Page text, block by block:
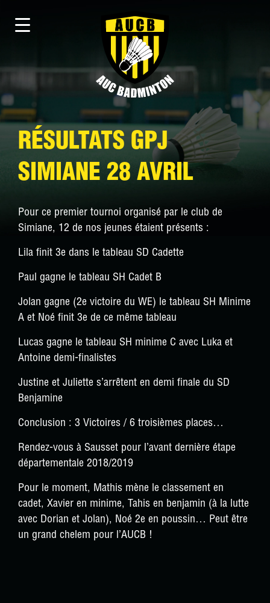
RÉSULTATS GPJ
SIMIANE 28 AVRIL
Pour ce premier tournoi organisé par le club de
Simiane, 12 de nos jeunes étaient présents :
Lila finit 3e dans le tableau SD Cadette
Paul gagne le tableau SH Cadet B
Jolan gagne (2e victoire du WE) le tableau SH Minime
A et Noé finit 3e de ce même tableau
Lucas gagne le tableau SH minime C avec Luka et
Antoine demi-finalistes
Justine et Juliette s’arrêtent en demi finale du SD
Benjamine
Conclusion : 3 Victoires / 6 troisièmes places…
Rendez-vous à Sausset pour l’avant dernière étape
départementale 2018/2019
Pour le moment, Mathis mène le classement en
cadet, Xavier en minime, Tahis en benjamin (à la lutte
avec Dorian et Jolan), Noé 2e en poussin… Peut être
un grand chelem pour l’AUCB !